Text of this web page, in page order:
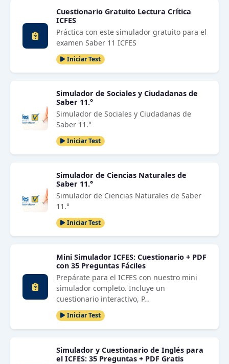
Cuestionario Gratuito Lectura Crítica
ICFES
Práctica con este simulador gratuito para el
examen Saber 11 ICFES
Iniciar Test
Simulador de Sociales y Ciudadanas de
Saber 11.°
Simulador de Sociales y Ciudadanas de
Saber 11.°
Iniciar Test
Simulador de Ciencias Naturales de
Saber 11.°
Simulador de Ciencias Naturales de Saber
11.°
Iniciar Test
Mini Simulador ICFES: Cuestionario + PDF
con 35 Preguntas Fáciles
Prepárate para el ICFES con nuestro mini
simulador completo. Incluye un
cuestionario interactivo, P…
Iniciar Test
Simulador y Cuestionario de Inglés para
el ICFES: 35 Preguntas + PDF Gratis